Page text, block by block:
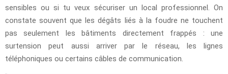
sensibles ou si tu veux sécuriser un local professionnel. On
constate souvent que les dégâts liés à la foudre ne touchent
pas seulement les bâtiments directement frappés : une
surtension peut aussi arriver par le réseau, les lignes
téléphoniques ou certains câbles de communication.